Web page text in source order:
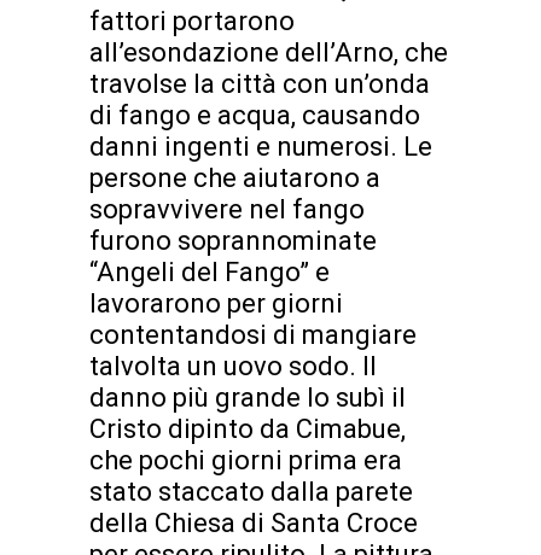
fattori portarono
all’esondazione dell’Arno, che
travolse la città con un’onda
di fango e acqua, causando
danni ingenti e numerosi. Le
persone che aiutarono a
sopravvivere nel fango
furono soprannominate
“Angeli del Fango” e
lavorarono per giorni
contentandosi di mangiare
talvolta un uovo sodo. Il
danno più grande lo subì il
Cristo dipinto da Cimabue,
che pochi giorni prima era
stato staccato dalla parete
della Chiesa di Santa Croce